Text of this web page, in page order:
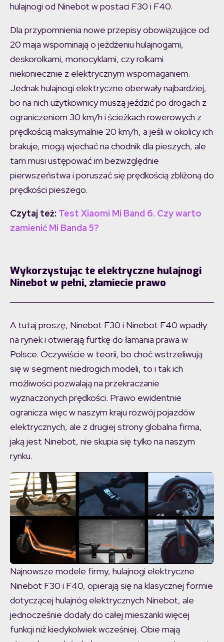
hulajnogi od Ninebot w postaci F30 i F40.
Dla przypomnienia nowe przepisy obowiązujące od
20 maja wspominają o jeżdżeniu hulajnogami,
deskorolkami, monocyklami, czy rolkami
niekoniecznie z elektrycznym wspomaganiem.
Jednak hulajnogi elektryczne oberwały najbardziej,
bo na nich użytkownicy muszą jeździć po drogach z
ograniczeniem 30 km/h i ścieżkach rowerowych z
prędkością maksymalnie 20 km/h, a jeśli w okolicy ich
brakuje, mogą wjechać na chodnik dla pieszych, ale
tam musi ustępować im bezwzględnie
pierwszeństwa i poruszać się prędkością zbliżoną do
prędkości pieszego.
Czytaj też: Test Xiaomi Mi Band 6. Czy warto
zamienić Mi Banda 5?
Wykorzystując te elektryczne hulajnogi
Ninebot w pełni, złamiecie prawo
A tutaj proszę, Ninebot F30 i Ninebot F40 wpadły
na rynek i otwierają furtkę do łamania prawa w
Polsce. Oczywiście w teorii, bo choć wstrzeliwują
się w segment niedrogich modeli, to i tak ich
możliwości pozwalają na przekraczanie
wyznaczonych prędkości. Prawo ewidentnie
ogranicza więc w naszym kraju rozwój pojazdów
elektrycznych, ale z drugiej strony globalna firma,
jaką jest Ninebot, nie skupia się tylko na naszym
rynku.
Najnowsze modele firmy, hulajnogi elektryczne
Ninebot F30 i F40, opierają się na klasycznej formie
dotyczącej hulajnóg elektrycznych Ninebot, ale
jednocześnie dodały do całej mieszanki więcej
funkcji niż kiedykolwiek wcześniej. Obie mają